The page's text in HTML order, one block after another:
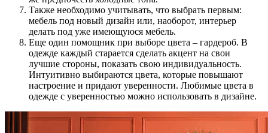
Также необходимо учитывать, что выбрать первым:
мебель под новый дизайн или, наоборот, интерьер
делать под уже имеющуюся мебель.
Еще один помощник при выборе цвета – гардероб. В
одежде каждый старается сделать акцент на свои
лучшие стороны, показать свою индивидуальность.
Интуитивно выбираются цвета, которые повышают
настроение и придают уверенности. Любимые цвета в
одежде с уверенностью можно использовать в дизайне.